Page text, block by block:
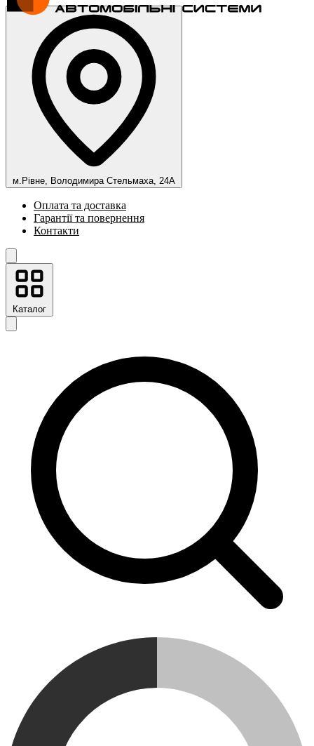
м.Рівне, Володимира Стельмаха, 24А
Оплата та доставка
Гарантії та повернення
Контакти
Каталог